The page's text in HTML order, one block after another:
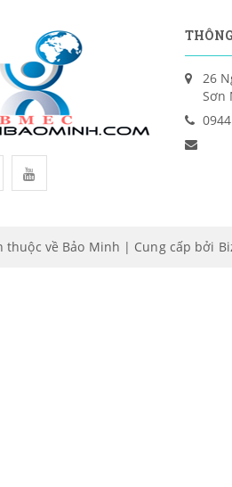
26
Sơn
thuộc về Bảo Minh | Cung cấp bởi